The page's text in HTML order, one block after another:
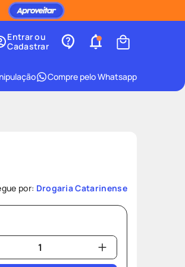
Entrar ou
Cadastrar
Compre pelo Whatsapp
por: Drogaria Catarinense